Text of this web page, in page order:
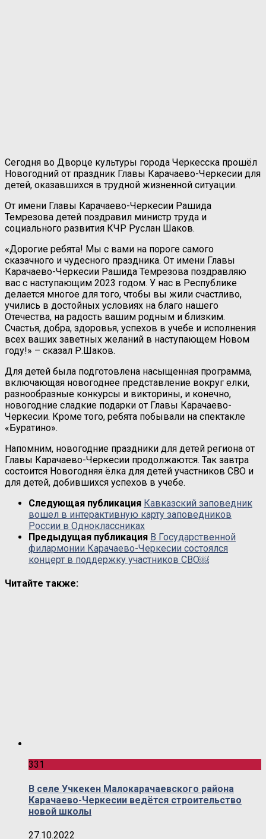
Сегодня во Дворце культуры города Черкесска прошёл
Новогодний от праздник Главы Карачаево-Черкесии для
детей, оказавшихся в трудной жизненной ситуации.
От имени Главы Карачаево-Черкесии Рашида
Темрезова детей поздравил министр труда и
социального развития КЧР Руслан Шаков.
«Дорогие ребята! Мы с вами на пороге самого
сказачного и чудесного праздника. От имени Главы
Карачаево-Черкесии Рашида Темрезова поздравляю
вас с наступающим 2023 годом. У нас в Республике
делается многое для того, чтобы вы жили счастливо,
учились в достойных условиях на благо нашего
Отечества, на радость вашим родным и близким.
Счастья, добра, здоровья, успехов в учебе и исполнения
всех ваших заветных желаний в наступающем Новом
году!» – сказал Р.Шаков.
Для детей была подготовлена насыщенная программа,
включающая новогоднее представление вокруг елки,
разнообразные конкурсы и викторины, и конечно,
новогодние сладкие подарки от Главы Карачаево-
Черкесии. Кроме того, ребята побывали на спектакле
«Буратино».
Напомним, новогодние праздники для детей региона от
Главы Карачаево-Черкесии продолжаются. Так завтра
состоится Новогодняя ёлка для детей участников СВО и
для детей, добившихся успехов в учебе.
Следующая публикация Кавказский заповедник
вошел в интерактивную карту заповедников
России в Одноклассниках
Предыдущая публикация В Государственной
филармонии Карачаево-Черкесии состоялся
концерт в поддержку участников СВО￼
Читайте также:
331
В селе Учкекен Малокарачаевского района
Карачаево-Черкесии ведётся строительство
новой школы
27.10.2022